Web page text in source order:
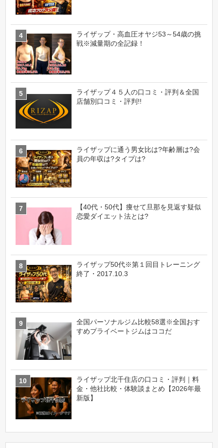
ライザップ・高血圧オヤジ53～54歳の挑
戦※減量期の全記録！
ライザップ４５人の口コミ・評判＆全国
店舗別口コミ・評判!!
ライザップに通う男女比は?年齢層は?会
員の年収は?タイプは?
【40代・50代】痩せて旦那を見返す疑似
恋愛ダイエット法とは?
ライザップ50代※第１回目トレーニング
終了・2017.10.3
全国パーソナルジム比較58選※全国おす
すめプライベートジムはココだ
ライザップ北千住店の口コミ・評判｜料
金・他社比較・体験談まとめ【2026年最
新版】